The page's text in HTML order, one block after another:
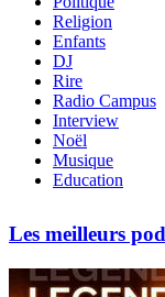
Religion
Enfants
DJ
Rire
Radio Campus
Interview
Noël
Musique
Education
Les meilleurs